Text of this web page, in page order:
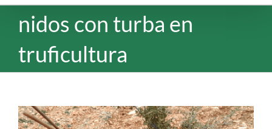
nidos con turba en
truficultura